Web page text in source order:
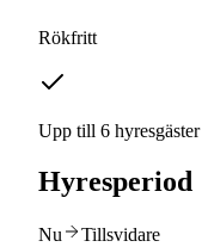
Rökfritt
Upp till 6 hyresgäster
Hyresperiod
Nu Tillsvidare